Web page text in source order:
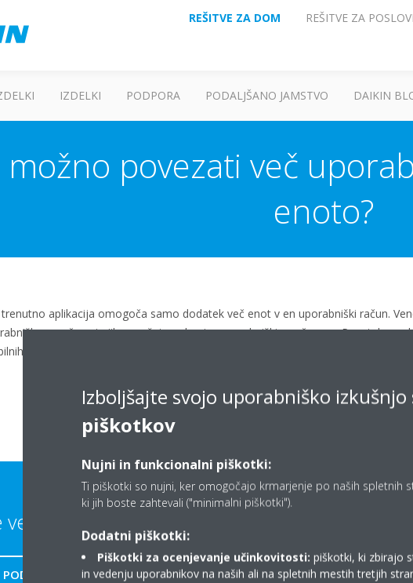
REŠITVE ZA DOM REŠITVE ZA
IZDELKI PODPORA PODALJŠANO JAMSTVO DAIKIN
možno povezati več
enoto?
aplikacija omogoča samo dodatek več enot v en uporabniški račun.
računa in jih povežete z drugim uporabniškim računom. Prav tako se
naprav.
informacij
PODPORA
prostor
Izboljšajte svojo uporabniško izkušnjo
piškotkov
Nujni in funkcionalni piškotki:
Ti piškotki so nujni, ker omogočajo krmarjenje po naših spletnih
ki jih boste zahtevali ("minimalni piškotki").
Dodatni piškotki:
Piškotki za ocenjevanje učinkovitosti: piškotki, ki zbirajo
in vedenju uporabnikov na naših ali na spletnih mestih tretjih